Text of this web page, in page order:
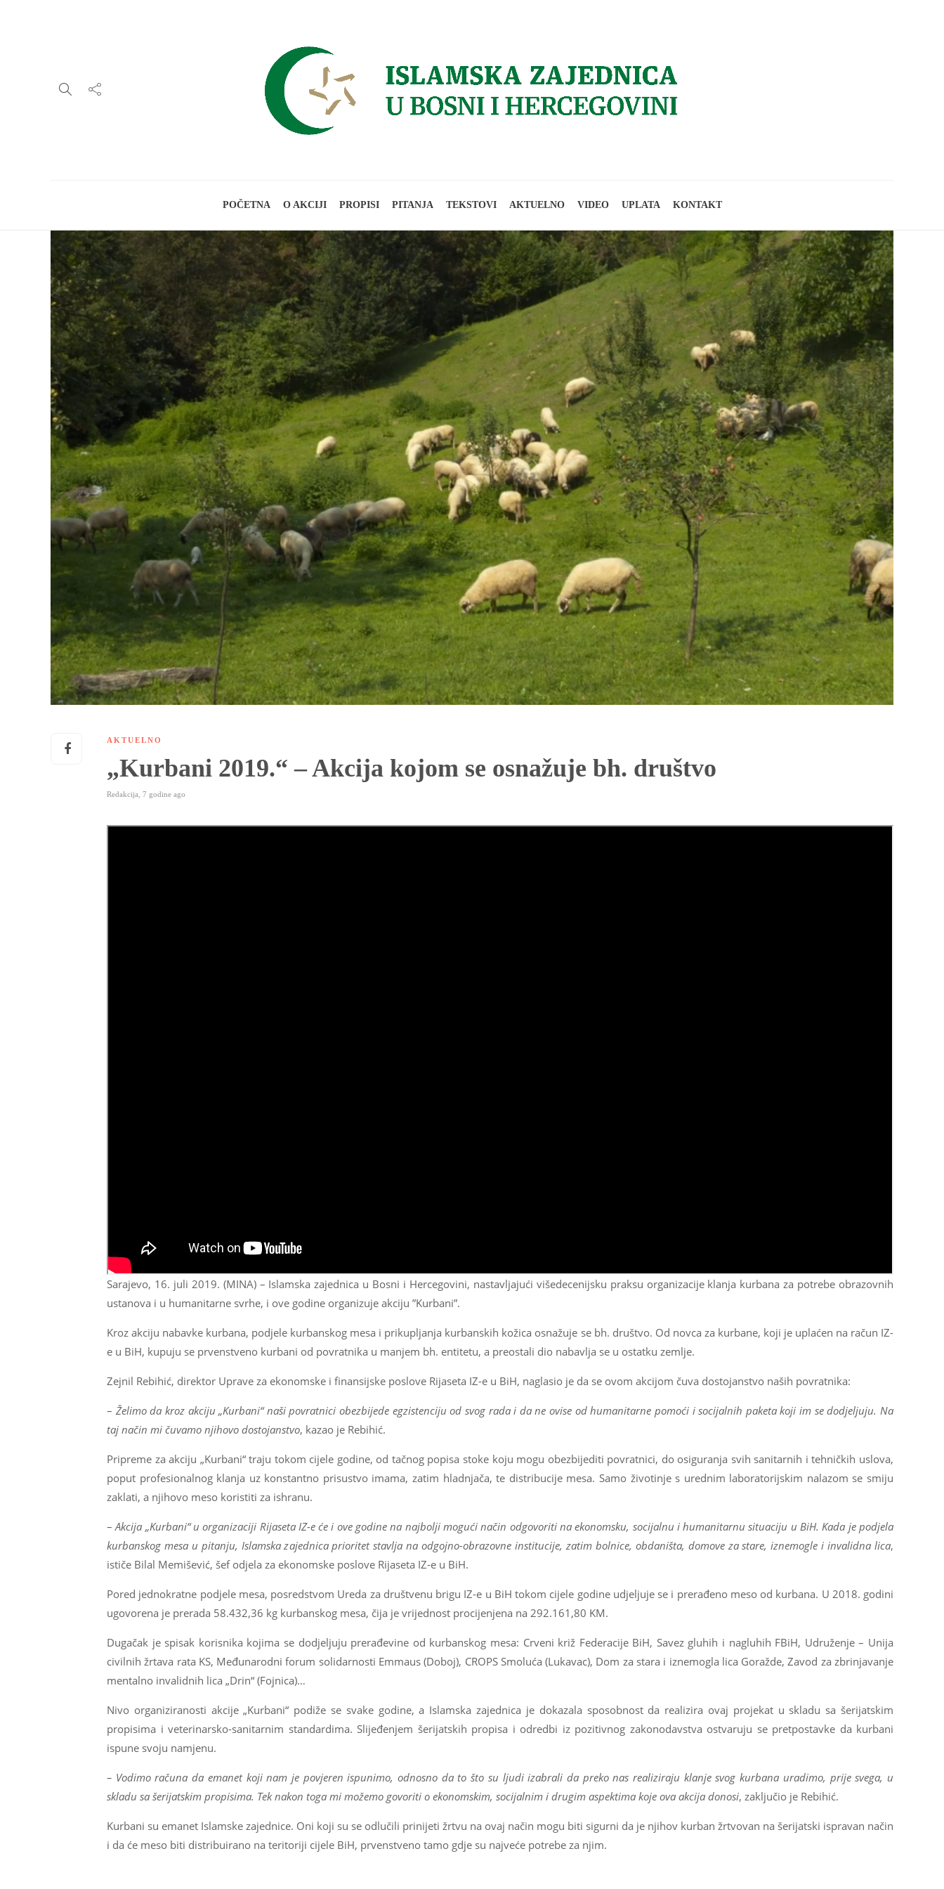
POČETNA O AKCIJI PROPISI PITANJA TEKSTOVI AKTUELNO VIDEO UPLATA KONTAKT
AKTUELNO
„Kurbani 2019.“ – Akcija kojom se osnažuje bh. društvo
Redakcija 7 godine ago
Sarajevo, 16. juli 2019. (MINA) – Islamska zajednica u Bosni i Hercegovini, nastavljajući višedecenijsku praksu organizacije klanja kurbana za potrebe obrazovnih
ustanova i u humanitarne svrhe, i ove godine organizuje akciju ”Kurbani”.
Kroz akciju nabavke kurbana, podjele kurbanskog mesa i prikupljanja kurbanskih kožica osnažuje se bh. društvo. Od novca za kurbane, koji je uplaćen na račun IZ-
e u BiH, kupuju se prvenstveno kurbani od povratnika u manjem bh. entitetu, a preostali dio nabavlja se u ostatku zemlje.
Zejnil Rebihić, direktor Uprave za ekonomske i finansijske poslove Rijaseta IZ-e u BiH, naglasio je da se ovom akcijom čuva dostojanstvo naših povratnika:
– Želimo da kroz akciju „Kurbani“ naši povratnici obezbijede egzistenciju od svog rada i da ne ovise od humanitarne pomoći i socijalnih paketa koji im se dodjeljuju. Na
taj način mi čuvamo njihovo dostojanstvo, kazao je Rebihić.
Pripreme za akciju „Kurbani“ traju tokom cijele godine, od tačnog popisa stoke koju mogu obezbijediti povratnici, do osiguranja svih sanitarnih i tehničkih uslova,
poput profesionalnog klanja uz konstantno prisustvo imama, zatim hladnjača, te distribucije mesa. Samo životinje s urednim laboratorijskim nalazom se smiju
zaklati, a njihovo meso koristiti za ishranu.
–Akcija „Kurbani“ u organizaciji Rijaseta IZ-e će i ove godine na najbolji mogući način odgovoriti na ekonomsku, socijalnu i humanitarnu situaciju u BiH. Kada je podjela
kurbanskog mesa u pitanju, Islamska zajednica prioritet stavlja na odgojno-obrazovne institucije, zatim bolnice, obdaništa, domove za stare, iznemogle i invalidna lica,
ističe Bilal Memišević, šef odjela za ekonomske poslove Rijaseta IZ-e u BiH.
Pored jednokratne podjele mesa, posredstvom Ureda za društvenu brigu IZ-e u BiH tokom cijele godine udjeljuje se i prerađeno meso od kurbana. U 2018. godini
ugovorena je prerada 58.432,36 kg kurbanskog mesa, čija je vrijednost procijenjena na 292.161,80 KM.
Dugačak je spisak korisnika kojima se dodjeljuju prerađevine od kurbanskog mesa: Crveni križ Federacije BiH, Savez gluhih i nagluhih FBiH, Udruženje – Unija
civilnih žrtava rata KS, Međunarodni forum solidarnosti Emmaus (Doboj), CROPS Smoluća (Lukavac), Dom za stara i iznemogla lica Goražde, Zavod za zbrinjavanje
mentalno invalidnih lica „Drin“ (Fojnica)…
Nivo organiziranosti akcije „Kurbani“ podiže se svake godine, a Islamska zajednica je dokazala sposobnost da realizira ovaj projekat u skladu sa šerijatskim
propisima i veterinarsko-sanitarnim standardima. Slijeđenjem šerijatskih propisa i odredbi iz pozitivnog zakonodavstva ostvaruju se pretpostavke da kurbani
ispune svoju namjenu.
– Vodimo računa da emanet koji nam je povjeren ispunimo, odnosno da to što su ljudi izabrali da preko nas realiziraju klanje svog kurbana uradimo, prije svega, u
skladu sa šerijatskim propisima. Tek nakon toga mi možemo govoriti o ekonomskim, socijalnim i drugim aspektima koje ova akcija donosi, zaključio je Rebihić.
Kurbani su emanet Islamske zajednice. Oni koji su se odlučili prinijeti žrtvu na ovaj način mogu biti sigurni da je njihov kurban žrtvovan na šerijatski ispravan način
i da će meso biti distribuirano na teritoriji cijele BiH, prvenstveno tamo gdje su najveće potrebe za njim.